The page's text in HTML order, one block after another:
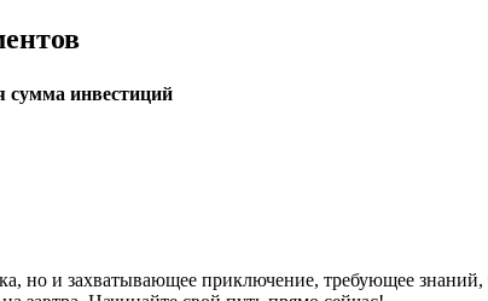
инвестиций
но и захватывающее приключение, требующее